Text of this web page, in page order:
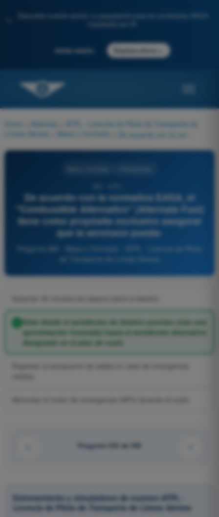
Descubre nuestro portal: tu preparación para los exámenes AESA
Iniciar sesión Empieza ahora
Home Materias
ATPL - Licencia de Piloto de Transporte de
Líneas Aéreas
Masa y Centrado
De acuerdo con la normativa EASA, el
"Combustible Alternativo" (Alternate Fuel)
tiene como propósito exclusivo asegurar
que la aeronave pueda:
Volar desde el aeródromo de destino previsto (tras una
aproximación frustrada) hasta el aeródromo alternativo
designado en el plan de vuelo
Pregunta 432 de 450
Entrenamiento y simuladores de examen ATPL -
Licencia de Piloto de Transporte de Líneas Aéreas